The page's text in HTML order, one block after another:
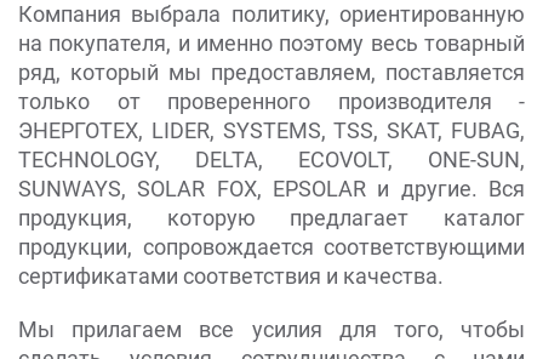
Компания выбрала политику, ориентированную
на покупателя, и именно поэтому весь товарный
ряд, который мы предоставляем, поставляется
только от проверенного производителя -
ЭНЕРГОТЕХ, LIDER, SYSTEMS, TSS, SKAT, FUBAG,
TECHNOLOGY, DELTA, ECOVOLT, ONE-SUN,
SUNWAYS, SOLAR FOX, EPSOLAR и другие. Вся
продукция, которую предлагает каталог
продукции, сопровождается соответствующими
сертификатами соответствия и качества.
Мы прилагаем все усилия для того, чтобы